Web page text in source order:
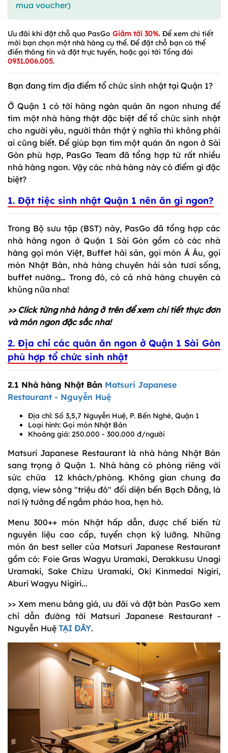
mua voucher)
Ưu đãi khi đặt chỗ qua PasGo Giảm tới 30%. Để xem chi tiết
mời bạn chọn một nhà hàng cụ thể. Để đặt chỗ bạn có thể
điền thông tin và đặt trực tuyến, hoặc gọi tới Tổng đài
0931.006.005.
Bạn đang tìm địa điểm tổ chức sinh nhật tại Quận 1?
Ở Quận 1 có tới hàng ngàn quán ăn ngon nhưng để
tìm một nhà hàng thật đặc biệt để tổ chức sinh nhật
cho người yêu, người thân thật ý nghĩa thì không phải
ai cũng biết. Để giúp bạn tìm một quán ăn ngon ở Sài
Gòn phù hợp, PasGo Team đã tổng hợp từ rất nhiều
nhà hàng ngon. Vậy các nhà hàng này có điểm gì đặc
biệt?
1. Đặt tiệc sinh nhật Quận 1 nên ăn gì ngon?
Trong Bộ sưu tập (BST) này, PasGo đã tổng hợp các
nhà hàng ngon ở Quận 1 Sài Gòn gồm có các nhà
hàng gọi món Việt, Buffet hải sản, gọi món Á Âu, gọi
món Nhật Bản, nhà hàng chuyên hải sản tươi sống,
buffet nướng… Trong đó, có cả nhà hàng chuyên cá
khủng nữa nha!
>> Click từng nhà hàng ở trên để xem chi tiết thực đơn
và món ngon đặc sắc nha!
2. Địa chỉ các quán ăn ngon ở Quận 1 Sài Gòn
phù hợp tổ chức sinh nhật
2.1 Nhà hàng Nhật Bản Matsuri Japanese
Restaurant - Nguyễn Huệ
Địa chỉ: Số 3,5,7 Nguyễn Huệ, P. Bến Nghé, Quận 1
Loại hình: Gọi món Nhật Bản
Khoảng giá: 250.000 - 300.000 đ/người
Matsuri Japanese Restaurant là nhà hàng Nhật Bản
sang trọng ở Quận 1. Nhà hàng có phòng riêng với
sức chứa 12 khách/phòng. Không gian chung đa
dạng, view sông "triệu đô" đối diện bến Bạch Đằng, là
nơi lý tưởng để ngắm pháo hoa, hẹn hò.
Menu 300++ món Nhật hấp dẫn, được chế biến từ
nguyên liệu cao cấp, tuyển chọn kỹ lưỡng. Những
món ăn best seller của Matsuri Japanese Restaurant
gồm có: Foie Gras Wagyu Uramaki, Derakkusu Unagi
Uramaki, Sake Chizu Uramaki, Oki Kinmedai Nigiri,
Aburi Wagyu Nigiri...
>> Xem menu bảng giá, ưu đãi và đặt bàn PasGo xem
chỉ dẫn đường tới Matsuri Japanese Restaurant -
Nguyễn Huệ TẠI ĐÂY.